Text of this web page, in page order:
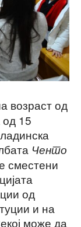
возраст од
15
Ченто
сместени
од
и на
може да